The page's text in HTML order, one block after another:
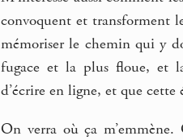
convoquent et transforment
mémoriser le chemin qui y
fugace et la plus floue, et
d’écrire en ligne, et que
On verra où ça m’emmène.